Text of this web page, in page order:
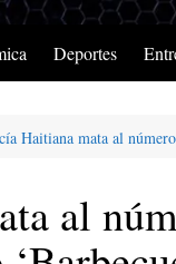
Deportes
Haitiana mata al
al